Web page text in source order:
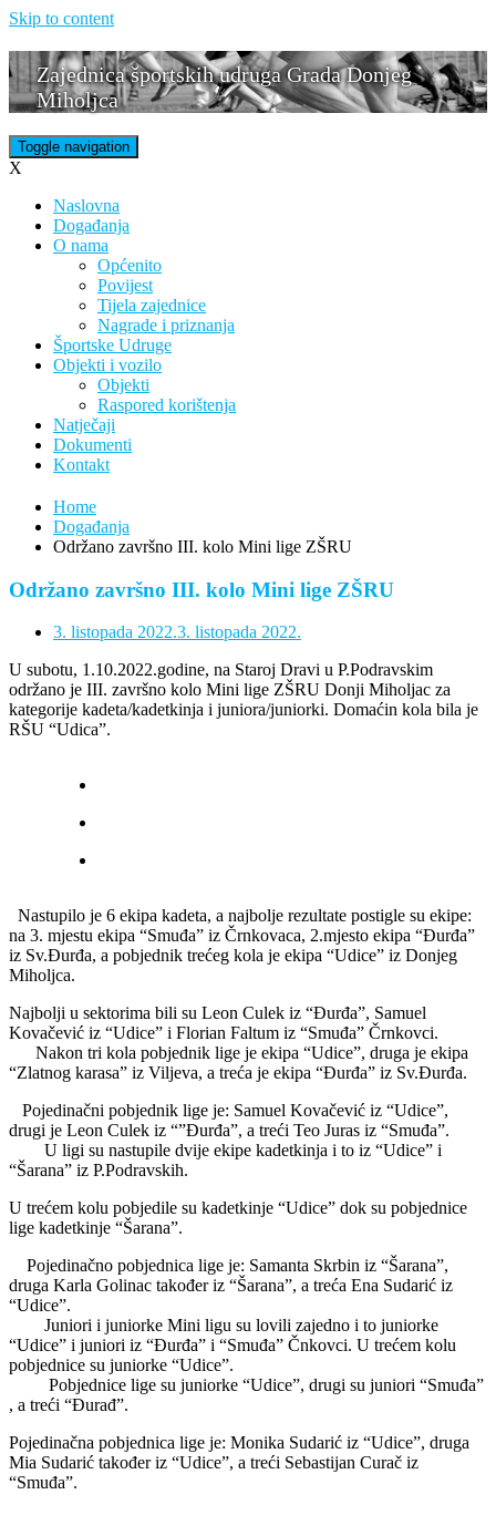
Skip to content
Zajednica športskih udruga Grada Donjeg
Miholjca
Toggle navigation
X
Naslovna
Događanja
O nama
Općenito
Povijest
Tijela zajednice
Nagrade i priznanja
Športske Udruge
Objekti i vozilo
Objekti
Raspored korištenja
Natječaji
Dokumenti
Kontakt
Home
Događanja
Održano završno III. kolo Mini lige ZŠRU
Održano završno III. kolo Mini lige ZŠRU
3. listopada 2022.3. listopada 2022.
U subotu, 1.10.2022.godine, na Staroj Dravi u P.Podravskim
održano je III. završno kolo Mini lige ZŠRU Donji Miholjac za
kategorije kadeta/kadetkinja i juniora/juniorki. Domaćin kola bila je
RŠU “Udica”.
Nastupilo je 6 ekipa kadeta, a najbolje rezultate postigle su ekipe:
na 3. mjestu ekipa “Smuđa” iz Črnkovaca, 2.mjesto ekipa “Đurđa”
iz Sv.Đurđa, a pobjednik trećeg kola je ekipa “Udice” iz Donjeg
Miholjca.
Najbolji u sektorima bili su Leon Culek iz “Đurđa”, Samuel
Kovačević iz “Udice” i Florian Faltum iz “Smuđa” Črnkovci.
Nakon tri kola pobjednik lige je ekipa “Udice”, druga je ekipa
“Zlatnog karasa” iz Viljeva, a treća je ekipa “Đurđa” iz Sv.Đurđa.
Pojedinačni pobjednik lige je: Samuel Kovačević iz “Udice”,
drugi je Leon Culek iz “”Đurđa”, a treći Teo Juras iz “Smuđa”.
U ligi su nastupile dvije ekipe kadetkinja i to iz “Udice” i
“Šarana” iz P.Podravskih.
U trećem kolu pobjedile su kadetkinje “Udice” dok su pobjednice
lige kadetkinje “Šarana”.
Pojedinačno pobjednica lige je: Samanta Skrbin iz “Šarana”,
druga Karla Golinac također iz “Šarana”, a treća Ena Sudarić iz
“Udice”.
Juniori i juniorke Mini ligu su lovili zajedno i to juniorke
“Udice” i juniori iz “Đurđa” i “Smuđa” Čnkovci. U trećem kolu
pobjednice su juniorke “Udice”.
Pobjednice lige su juniorke “Udice”, drugi su juniori “Smuđa”
, a treći “Đurađ”.
Pojedinačna pobjednica lige je: Monika Sudarić iz “Udice”, druga
Mia Sudarić također iz “Udice”, a treći Sebastijan Curač iz
“Smuđa”.